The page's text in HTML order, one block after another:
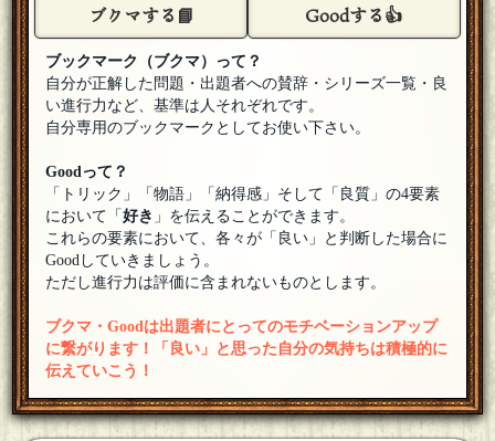
砂浜ウミガメ[１０問出題]
20の質問を使い切る方法は違ったんですね・・・私には手の
付けようがないです、全く分かりません
[18年06月23日 09:40]
まんが大好き
了解です、おやすみなさい
[18年06月23日 08:34]
S@mple[１０問出題]
思うところとか状況とか色々ありすぎて長くなるのでもろも
ろ解説につけます。とりあえず最後まで解いてもらえるとあ
の問題も浮かばれるかと思います。私は仕事明けなのでこれから寝
ます。次の浮上は夕方くらいかな…… [18年06月23日 08:13]
まんが大好き
20問目の質問でたらヒントは出せない仕様だったって事です
まんが大好き
よろしくお願いします
[18年06月23日 07:33]
ブクマする📘 Goodする👍
ブックマーク（ブクマ）って？
自分が正解した問題・出題者への賛辞・シリーズ一覧・良
い進行力など、基準は人それぞれです。
自分専用のブックマークとしてお使い下さい。
Goodって？
「トリック」「物語」「納得感」そして「良質」の4要素
において「好き 」を伝えることができます。
これらの要素において、各々が「良い」と判断した場合に
Goodしていきましょう。
ただし進行力は評価に含まれないものとします。
ブクマ・Goodは出題者にとってのモチベーションアップ
に繋がります！「良い」と思った自分の気持ちは積極的に
伝えていこう！